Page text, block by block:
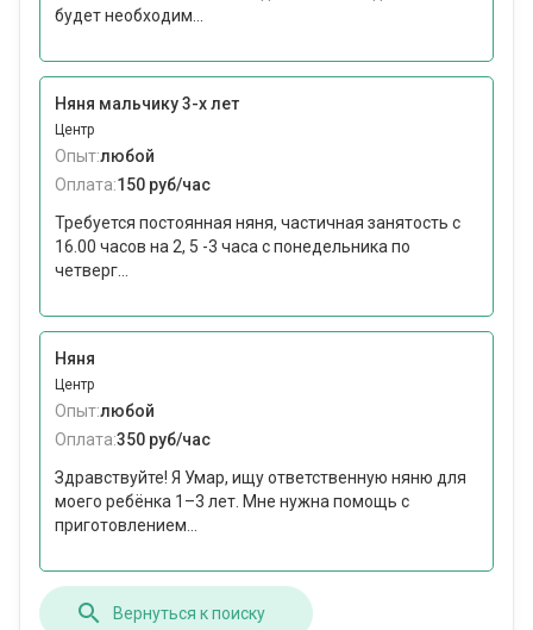
будет необходим...
Няня мальчику 3-х лет
Центр
Опыт:любой
Оплата:150 руб/час
Требуется постоянная няня, частичная занятость с
16.00 часов на 2, 5 -3 часа с понедельника по
четверг...
Няня
Центр
Опыт:любой
Оплата:350 руб/час
Здравствуйте! Я Умар, ищу ответственную няню для
моего ребёнка 1–3 лет. Мне нужна помощь с
приготовлением...
Вернуться к поиску